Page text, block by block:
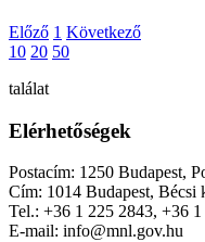
Előző 1 Következő
10 20 50
találat
Elérhetőségek
Postacím: 1250 Budapest,
Cím: 1014 Budapest, Bécsi
Tel.: +36 1 225 2843, +36
E-mail: info@mnl.gov.hu